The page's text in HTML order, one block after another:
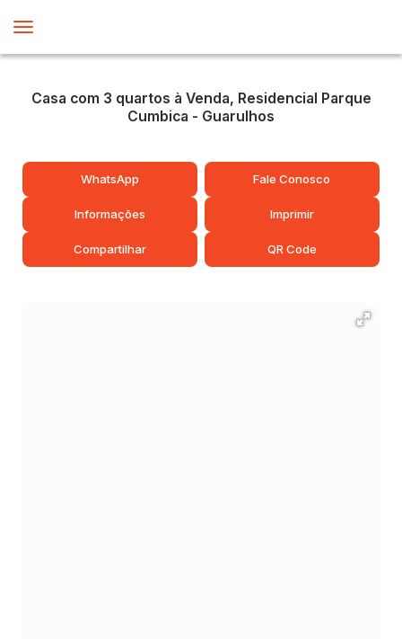
Casa com 3 quartos à Venda, Residencial Parque
Cumbica - Guarulhos
WhatsApp Fale Conosco
Informações Imprimir
Compartilhar QR Code